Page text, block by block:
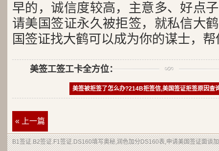
早的，诚信度较高，主意多、好点
请美国签证永久被拒签，就私信大
国签证找大鹤可以成为你的谋士，
美签工签工卡全方位：
美签被拒签了怎么办?214B拒签信,美国签证拒签原因查
« 上一篇
B1签证.B2签证.F1签证.DS160填写奥秘,润色加分DS160表,申请美国签证面谈